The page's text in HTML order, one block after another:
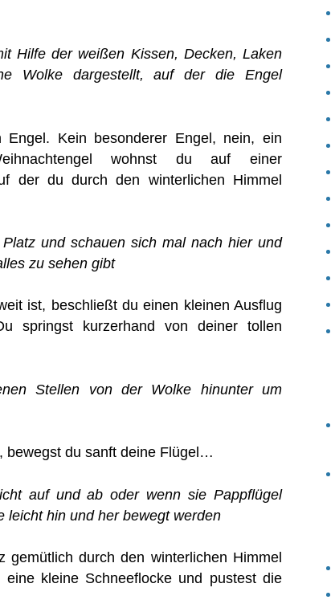
Hilfe der weißen Kissen, Decken, Laken
Wolke dargestellt, auf der die Engel
Kein besonderer Engel, nein, ein
wohnst du auf einer
der du durch den winterlichen Himmel
und schauen sich mal nach hier und
zu sehen gibt
ist, beschließt du einen kleinen Ausflug
springst kurzerhand von deiner tollen
Stellen von der Wolke hinunter um
bewegst du sanft deine Flügel…
auf und ab oder wenn sie Pappflügel
leicht hin und her bewegt werden
gemütlich durch den winterlichen Himmel
kleine Schneeflocke und pustest die